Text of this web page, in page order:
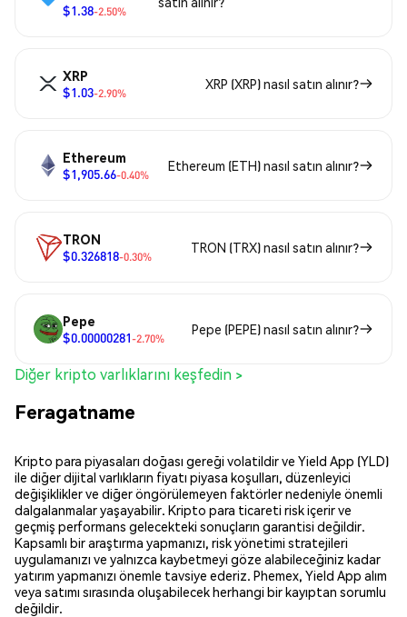
$1.38-2.50%
XRP
$1.03-2.90%
XRP (XRP) nasıl satın alınır?
Ethereum
$1,905.66-0.40%
Ethereum (ETH) nasıl satın alınır?
TRON
$0.326818-0.30%
TRON (TRX) nasıl satın alınır?
Pepe
$0.00000281-2.70%
Pepe (PEPE) nasıl satın alınır?
Diğer kripto varlıklarını keşfedin >
Feragatname
Kripto para piyasaları doğası gereği volatildir ve Yield App (YLD)
ile diğer dijital varlıkların fiyatı piyasa koşulları, düzenleyici
değişiklikler ve diğer öngörülemeyen faktörler nedeniyle önemli
dalgalanmalar yaşayabilir. Kripto para ticareti risk içerir ve
geçmiş performans gelecekteki sonuçların garantisi değildir.
Kapsamlı bir araştırma yapmanızı, risk yönetimi stratejileri
uygulamanızı ve yalnızca kaybetmeyi göze alabileceğiniz kadar
yatırım yapmanızı önemle tavsiye ederiz. Phemex, Yield App alım
veya satımı sırasında oluşabilecek herhangi bir kayıptan sorumlu
değildir.